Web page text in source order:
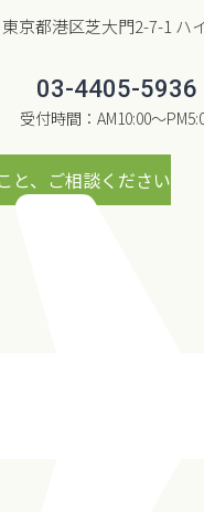
京都港区芝大門2-7-1 ハ
03-4405-5936
受付時間：AM10:00〜
と、ご相談ください